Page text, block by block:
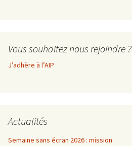
Vous souhaitez nous rejoindre ?
J’adhère à l’AIP
Actualités
Semaine sans écran 2026 : mission